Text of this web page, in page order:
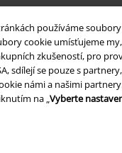
používáme
cookie umísťujeme
zkušeností, pro
sdílejí se pouze s
námi a našimi
na „Vyberte